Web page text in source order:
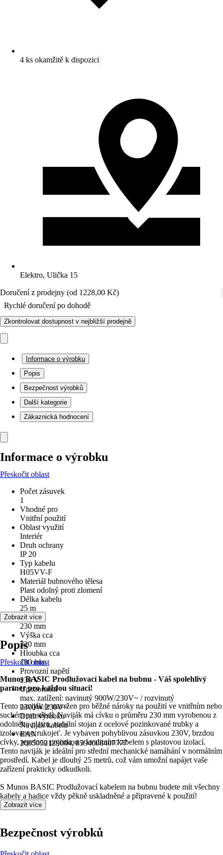
4 ks okamžitě k dispozici
Elektro, Ulička 15
Doručení z prodejny (od 1228,00 Kč)
Rychlé doručení po dohodě
Zkontrolovat dostupnost v nejbližší prodejně
Informace o výrobku
Popis
Bezpečnost výrobků
Další kategorie
Zákaznická hodnocení
Informace o výrobku
Přeskočit oblast
Počet zásuvek
1
Vhodné pro
Vnitřní použití
Oblast využití
Interiér
Druh ochrany
IP 20
Typ kabelu
H05VV-F
Materiál bubnového tělesa
Plast odolný proti zlomení
Délka kabelu
25 m
Šířka
230 mm
Výška cca
320 mm
Hloubka cca
180 mm
Provozní napětí
230 V
Upozornění
max. zatížení: navinutý 900W/230V~ / rozvinutý
2300W/230V~
Druh výrobku
Naviják kabelu
EAN
2005052129004, 8594008407777
Zobrazit více
Popis
Přeskočit oblast
Munos BASIC Prodlužovací kabel na bubnu - Váš spolehlivý
partner pro každou situaci!
Tento naviják je navržen pro běžné nároky na použití ve vnitřním nebo
suchém prostředí. Naviják má cívku o průměru 230 mm vyrobenou z
odolného plastu, stabilní stojan z ocelové pozinkované trubky a
izolovanou rukojeť. Je vybaven pohyblivou zásuvkou 230V, brzdou
cívky, tepelnou pojistkou a kvalitním kabelem s plastovou izolací.
Tento naviják je ideální pro střední mechanické namáhání v normálním
prostředí. Kabel je dlouhý 25 metrů, což vám umožní napájet vaše
zařízení prakticky odkudkoli.
S Munos BASIC Prodlužovací kabelem na bubnu budete mít všechny
kabely a hadice vždy pěkně uskladněné a připravené k použití!
Zobrazit více
Bezpečnost výrobků